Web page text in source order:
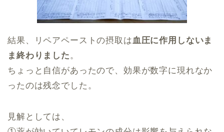
結果、リペアペーストの摂取は血圧に作用しないま
ま終わりました。
ちょっと自信があったので、効果が数字に現れなか
ったのは残念でした。
見解としては、